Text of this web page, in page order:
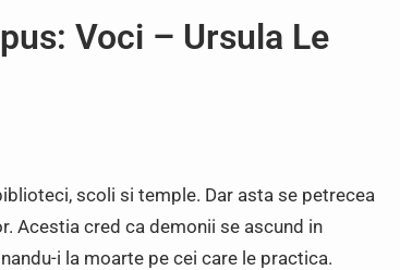
Voci – Ursula Le
scoli si temple. Dar asta se petrecea
Acestia cred ca demonii se ascund in
i la moarte pe cei care le practica.